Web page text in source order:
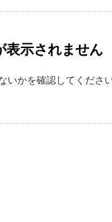
表示されません
かを確認してくださ